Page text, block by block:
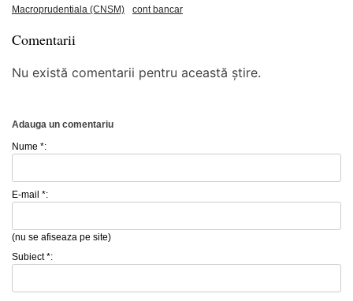
Macroprudentiala (CNSM)
cont bancar
Comentarii
Nu există comentarii pentru această știre.
Adauga un comentariu
Nume *:
E-mail *:
(nu se afiseaza pe site)
Subiect *: